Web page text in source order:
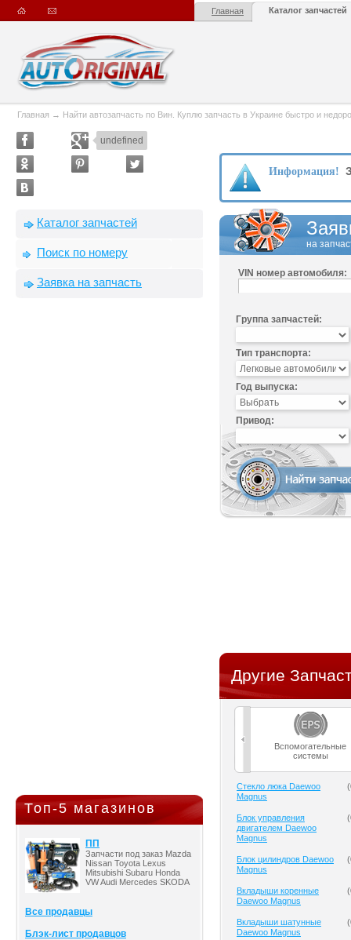
Главная Каталог запчастей
Главная → Найти автозапчасть по Вин. Куплю запчасть в Украине быстро и
undefined
Каталог запчастей
Поиск по номеру
Заявка на запчасть
Топ-5 магазинов
ПП
Запчасти под заказ Mazda
Nissan Toyota Lexus
Mitsubishi Subaru Honda
VW Audi Mercedes SKODA
Все продавцы
Блэк-лист продавцов
Информация!
на
VIN номер автомобиля:
Группа запчастей:
Тип транспорта:
Год выпуска:
Привод:
Другие
Вспомогательные
системы
Cтекло люка Daewoo
Magnus
(
Блок управления
двигателем Daewoo
Magnus
(
Блок цилиндров Daewoo
Magnus
(
Вкладыши коренные
Daewoo Magnus
(
Вкладыши шатунные
Daewoo Magnus
(